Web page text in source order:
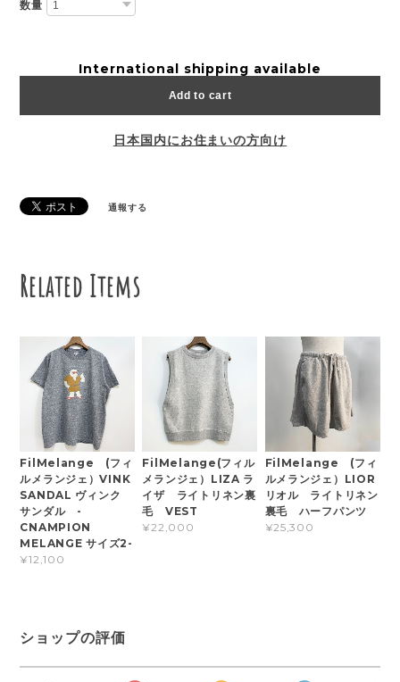
数量
International shipping available
Add to cart
日本国内にお住まいの方向け
通報する
Related Items
FilMelange (フィ
ルメランジェ）VINK
SANDAL ヴィンク
サンダル -
CNAMPION
MELANGE サイズ2-
¥12,100
FilMelange(フィル
メランジェ）LIZA ラ
イザ ライトリネン裏
毛 VEST
¥22,000
FilMelange (フィ
ルメランジェ）LIOR
リオル ライトリネン
裏毛 ハーフパンツ
¥25,300
ショップの評価